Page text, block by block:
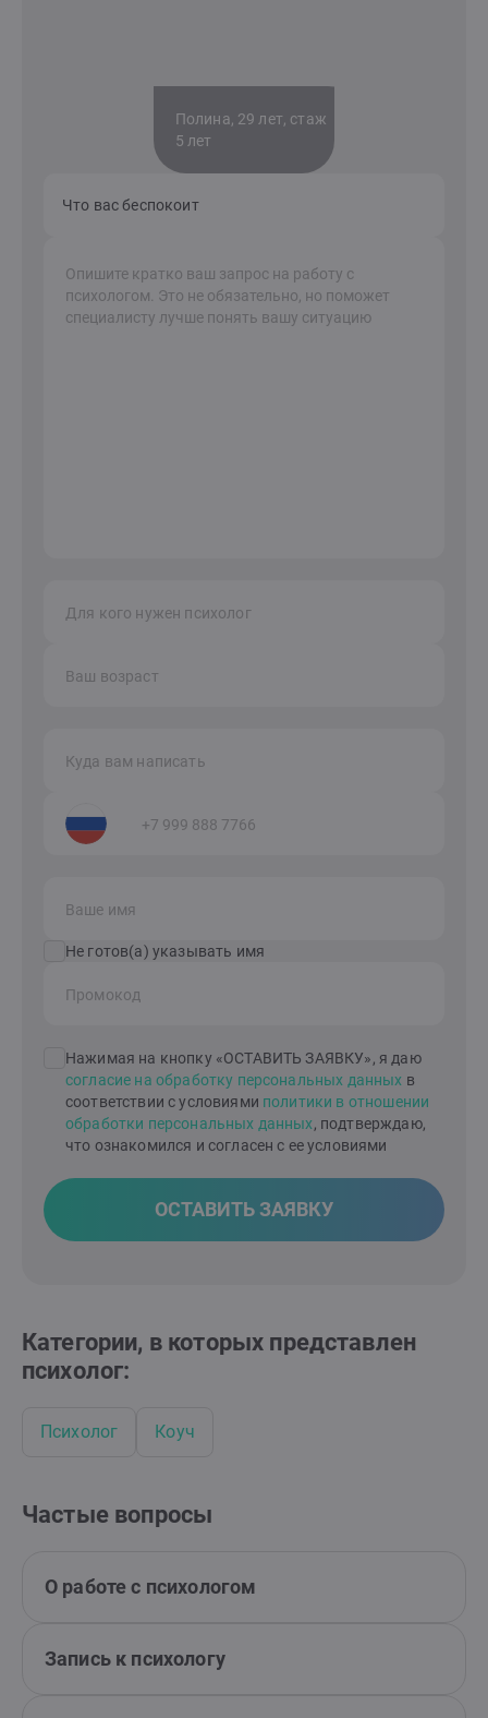
Полина, 29 лет, стаж
5 лет
Что вас беспокоит
Для кого нужен психолог
Ваш возраст
Куда вам написать
Ваше имя
Не готов(а) указывать имя
Промокод
Нажимая на кнопку «ОСТАВИТЬ ЗАЯВКУ», я даю
согласие на обработку персональных данных в
соответствии с условиями политики в отношении
обработки персональных данных, подтверждаю,
что ознакомился и согласен с ее условиями
ОСТАВИТЬ ЗАЯВКУ
Категории, в которых представлен
психолог:
Психолог Коуч
Частые вопросы
О работе с психологом
Запись к психологу